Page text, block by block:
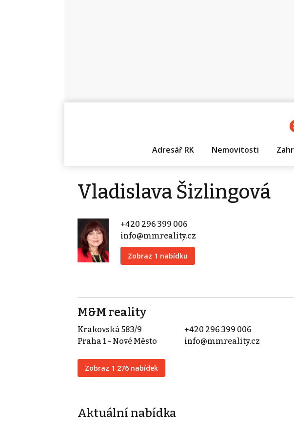
Adresář RK Nemovitosti
Vladislava Šizlingová
+420 296 399 006
info@mmreality.cz
Zobraz 1 nabídku
M&M reality
Krakovská 583/9
Praha 1 - Nové Město
Zobraz 1 276 nabídek
+420 296 399 006
info@mmreality.cz
Aktuální nabídka